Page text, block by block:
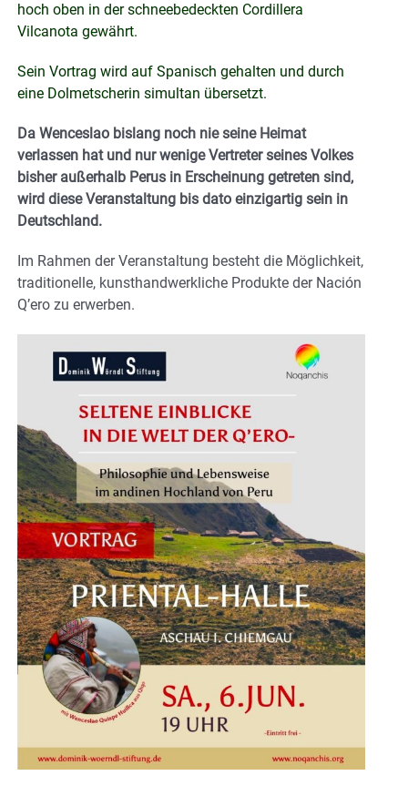
hoch oben in der schneebedeckten Cordillera
Vilcanota gewährt.
Sein Vortrag wird auf Spanisch gehalten und durch
eine Dolmetscherin simultan übersetzt.
Da Wenceslao bislang noch nie seine Heimat
verlassen hat und nur wenige Vertreter seines Volkes
bisher außerhalb Perus in Erscheinung getreten sind,
wird diese Veranstaltung bis dato einzigartig sein in
Deutschland.
Im Rahmen der Veranstaltung besteht die Möglichkeit,
traditionelle, kunsthandwerkliche Produkte der Nación
Q’ero zu erwerben.